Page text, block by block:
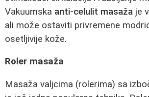
Vakuumska anti-celulit masaža je
ali može ostaviti privremene
osetljivije kože.
Roler masaža
Masaža valjcima (rolerima) sa